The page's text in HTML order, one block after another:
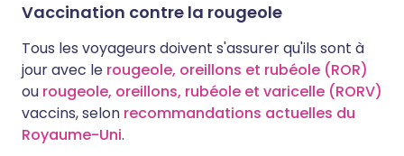
Vaccination contre la rougeole
Tous les voyageurs doivent s'assurer qu'ils sont à
jour avec le rougeole, oreillons et rubéole (ROR)
ou rougeole, oreillons, rubéole et varicelle (RORV)
vaccins, selon recommandations actuelles du
Royaume-Uni.